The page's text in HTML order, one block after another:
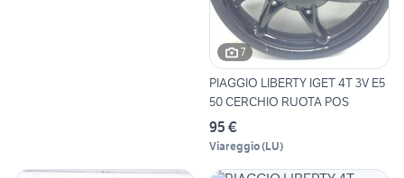
7
PIAGGIO LIBERTY IGET 4T 3V E5
50 CERCHIO RUOTA POS
95 €
Viareggio(LU)